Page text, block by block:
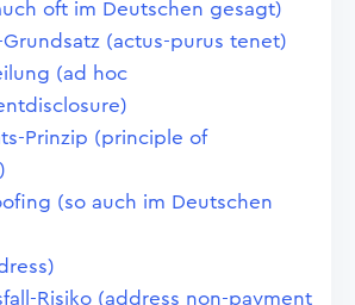
oft im Deutschen gesagt)
(actus-purus tenet)
(ad hoc
Prinzip (principle of
(so auch im Deutschen
Risiko (address non-payment